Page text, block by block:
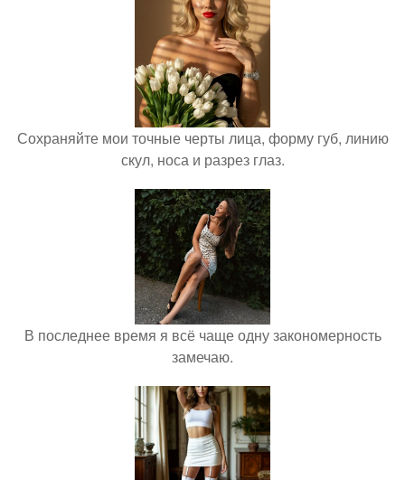
Сохраняйте мои точные черты лица, форму губ, линию
скул, носа и разрез глаз.
В последнее время я всё чаще одну закономерность
замечаю.